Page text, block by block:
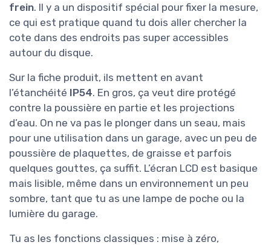
frein. Il y a un dispositif spécial pour fixer la mesure,
ce qui est pratique quand tu dois aller chercher la
cote dans des endroits pas super accessibles
autour du disque.
Sur la fiche produit, ils mettent en avant
l’étanchéité IP54. En gros, ça veut dire protégé
contre la poussière en partie et les projections
d’eau. On ne va pas le plonger dans un seau, mais
pour une utilisation dans un garage, avec un peu de
poussière de plaquettes, de graisse et parfois
quelques gouttes, ça suffit. L’écran LCD est basique
mais lisible, même dans un environnement un peu
sombre, tant que tu as une lampe de poche ou la
lumière du garage.
Tu as les fonctions classiques : mise à zéro,